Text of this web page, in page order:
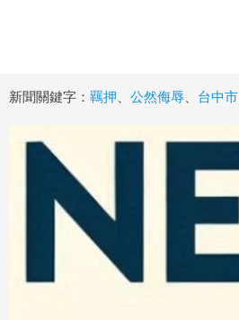
新聞關鍵字： 羈押、 公然侮辱、 台中市